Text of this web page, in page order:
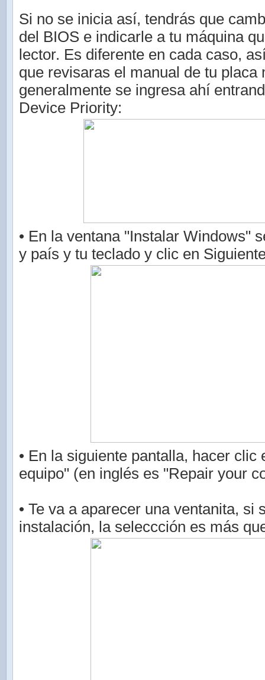
Si no se inicia así, tendrás que
del BIOS e indicarle a tu máquina
lector. Es diferente en cada caso,
que revisaras el manual de tu placa
generalmente se ingresa ahí
Device Priority:
• En la ventana "Instalar Windows"
y país y tu teclado y clic en
• En la siguiente pantalla, hacer clic
equipo" (en inglés es "Repair your
• Te va a aparecer una ventanita, si
instalación, la seleccción es más